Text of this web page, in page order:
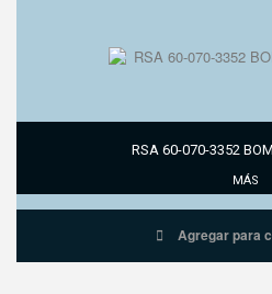
RSA 60-070-3352
MÁS
Agregar para